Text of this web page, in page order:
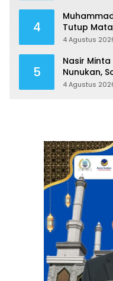
4
Tutup
Masyarakat
4 Agustus
5
Nasir Minta
Nunukan,
Distribusi
4 Agustus